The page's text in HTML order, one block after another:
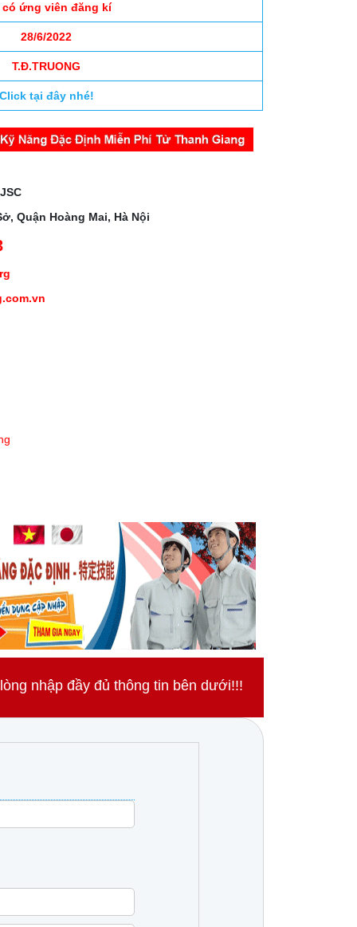
có ứng viên đăng kí
28/6/2022
T.Đ.TRUONG
tại đây nhé!
Quận Hoàng Mai, Hà Nội
nhập đầy đủ thông tin bên dưới!!!